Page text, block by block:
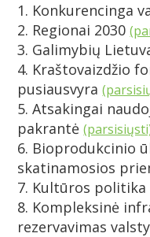
1. Konkurencinga
2. Regionai 2030
3. Galimybių
4. Kraštovaizdžio
pusiausvyra
5. Atsakingai
pakrantė
6. Bioprodukcinio
skatinamosios
7. Kultūros
8. Kompleksinė
rezervavimas